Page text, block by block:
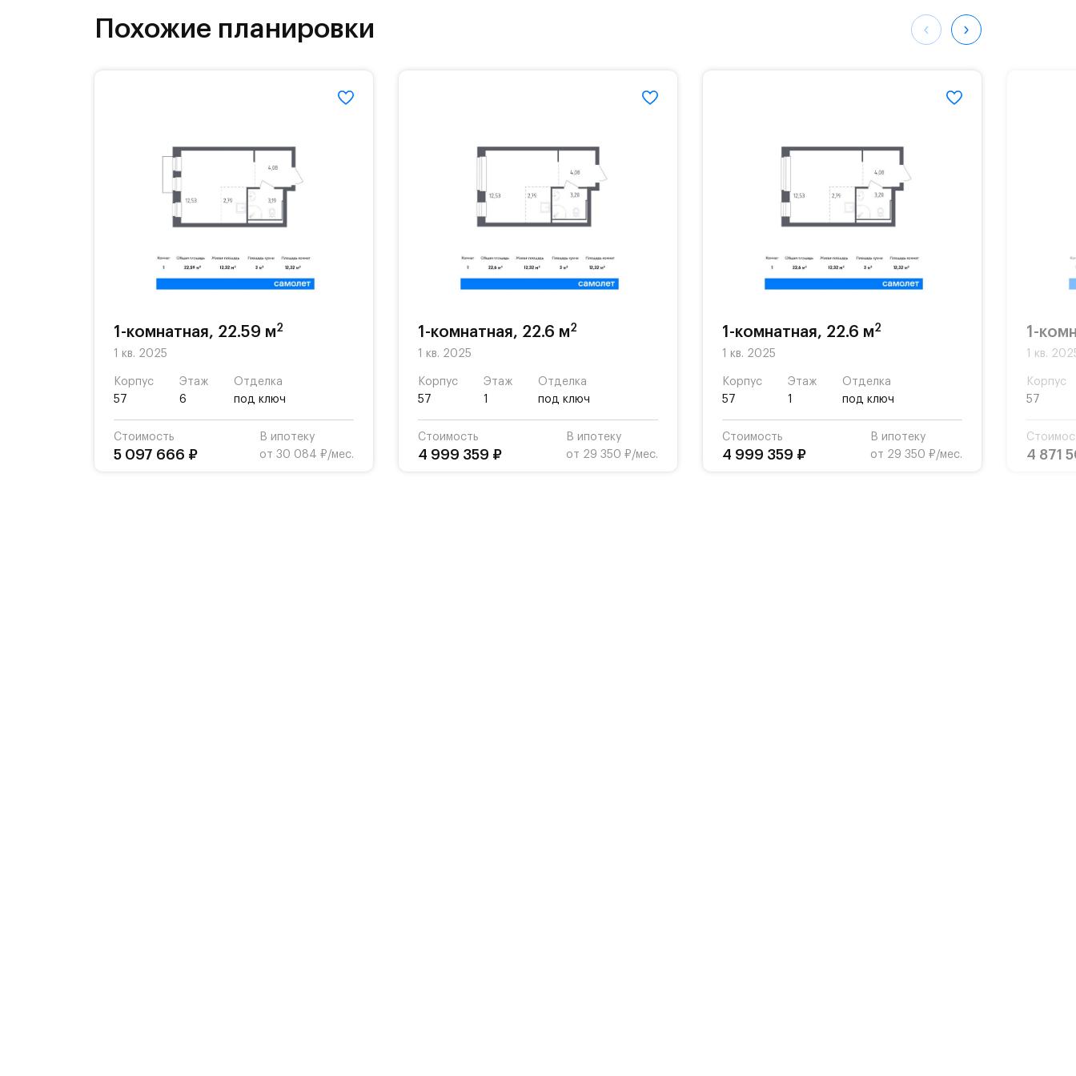
На территории квартала возведут детский сад и школу. Также для наиболее одарённых
Для автомобилистов — закрытые озеленённые парковки.
Похожие планировки
1-комнатная, 22.59 м2
1 кв. 2025
Корпус
57
Этаж
6
Отделка
под ключ
Стоимость
5 097 666 ₽
В ипотеку
от 30 084 ₽/мес.
1-комнатная, 22.6 м2
1 кв. 2025
Корпус
57
Этаж
1
Отделка
под ключ
Стоимость
4 999 359 ₽
В ипотеку
от 29 350 ₽/мес.
1-комнатная, 22.6 м2
1 кв. 2025
Корпус
57
Этаж
1
Отделка
под ключ
Стоимость
4 999 359 ₽
В ипотеку
от 29 350 ₽/мес.
1-
1 кв.
Корпус
57
4 871